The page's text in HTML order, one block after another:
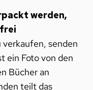
werden,
verkaufen, senden
ein Foto von den
Bücher an
teilt das